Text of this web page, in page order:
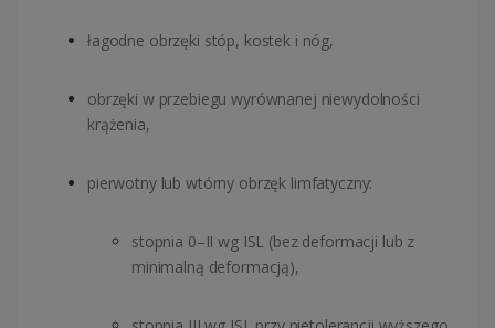
łagodne obrzęki stóp, kostek i nóg,
obrzęki w przebiegu wyrównanej niewydolności
krążenia,
pierwotny lub wtórny obrzęk limfatyczny:
stopnia 0–II wg ISL (bez deformacji lub z
minimalną deformacją),